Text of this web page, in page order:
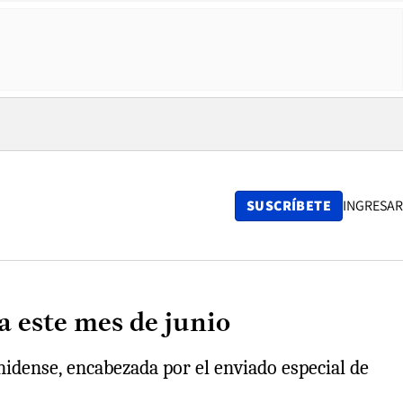
SUSCRÍBETE INGRESAR
este mes de junio
encabezada por el enviado especial de